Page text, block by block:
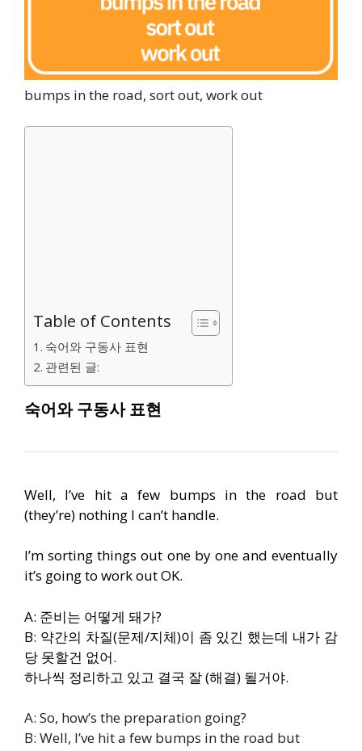
bumps in the road, sort out, work out
Table of Contents
숙어와 구동사 표현
관련된 글:
숙어와 구동사 표현
Well, I’ve hit a few bumps in the road but
(they’re) nothing I can’t handle.
I’m sorting things out one by one and eventually
it’s going to work out OK.
A: 준비는 어떻게 돼가?
B: 약간의 차질(문제/지체)이 좀 있긴 했는데 내가 감
당 못할건 없어.
하나씩 정리하고 있고 결국 잘 (해결) 될거야.
A: So, how’s the preparation going?
B: Well, I’ve hit a few bumps in the road but